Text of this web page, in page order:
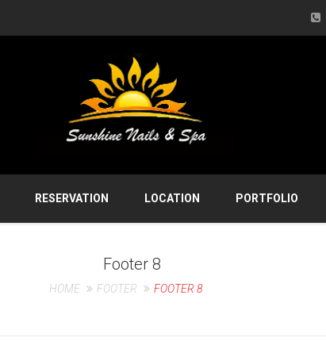
RESERVATION LOCATION PORTFOLIO
Footer 8
HOME FOOTER FOOTER 8